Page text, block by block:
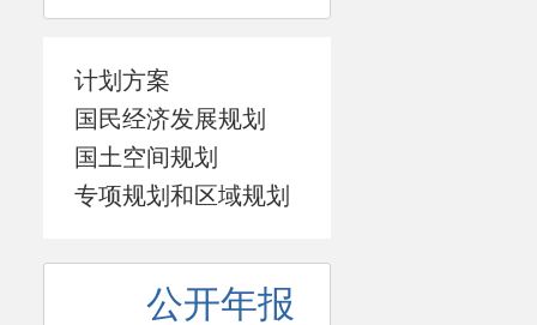
计划方案
国民经济发展规划
国土空间规划
专项规划和区域规划
公开年报